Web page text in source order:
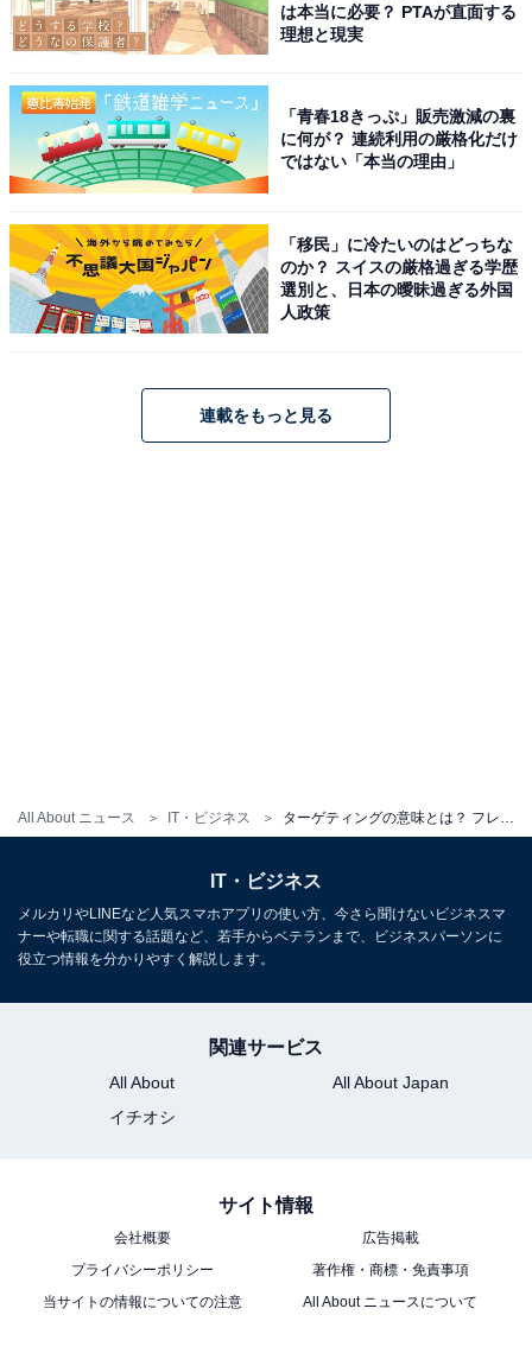
All About ニュース IT・ビジネス
捉えるのに対し、ペルソナは具体的な1人の人物として
想定するところに違いがあります。ターゲットは、「20
代・女性」などのように何かしらの属性で分類できるグ
ループですが、ペルソナは「22歳の東京で1人暮らしを
している女性会社員」のように、架空の顧客の人物像と
して具体的に設定されるものです。
・セグメンテーションとターゲティングの違い
「セグメンテーション（segmentation）」は「分割」や
「区分」といった意味を持つ英語に由来するマーケティ
セスを指し、後ほど解説する、マーケティングのSTP分
析において、「ターゲティング」の前段階として行われ
競合他社と比べた自社の立ち位置を確認し、強みを打ち
は本当に必要？ PTAが直面する
理想と現実
「青春18きっぷ」販売激減の裏
に何が？ 連続利用の厳格化だけ
ではない「本当の理由」
「移民」に冷たいのはどっちな
のか？ スイスの厳格過ぎる学歴
選別と、日本の曖昧過ぎる外国
人政策
連載をもっと見る
IT・ビジネス
メルカリやLINEなど人気スマホアプリの使い方、今さら聞けないビジネスマ
ナーや転職に関する話題など、若手からベテランまで、ビジネスパーソンに
役立つ情報を分かりやすく解説します。
関連サービス
All About
All About Japan
イチオシ
サイト情報
会社概要
広告掲載
プライバシーポリシー
著作権・商標・免責事項
当サイトの情報についての注意
All About ニュースについて